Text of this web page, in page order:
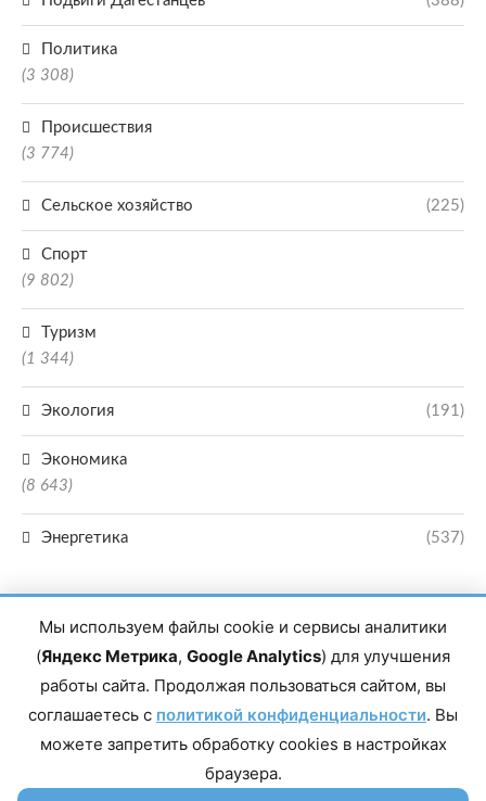
Политика
(3 308)
Происшествия
(3 774)
Сельское хозяйство (225)
Спорт
(9 802)
Туризм
(1 344)
Экология (191)
Экономика
(8 643)
Энергетика (537)
Главный редактор сетевого издания Магомаев Тимур Нухович. Контакты
редакции: 8(988)-292-94-34 Почта: vestiskfo@gmail.com По вопросам
Дагестан, г. Махачкала, пр-т Насрутдинова, д. 1а. Все права защищены.
Копирование и использование полных материалов запрещено, частичное
цитирование возможно только при условии гиперссылки на сайт mirmol.ru.
Мы используем файлы cookie и сервисы аналитики
(Яндекс Метрика, Google Analytics) для улучшения
работы сайта. Продолжая пользоваться сайтом, вы
соглашаетесь с политикой конфиденциальности. Вы
можете запретить обработку cookies в настройках
браузера.